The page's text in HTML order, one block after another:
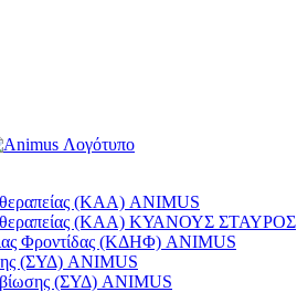
(ΚΑΑ) ANIMUS
(ΚΑΑ) ΚΥΑΝΟΥΣ ΣΤΑΥΡΟΣ
Φροντίδας (ΚΔΗΦ) ANIMUS
(ΣΥΔ) ANIMUS
(ΣΥΔ) ANIMUS